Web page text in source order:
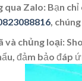
qua Zalo: Bạn
,
và chủng loại:
đảm bảo đáp